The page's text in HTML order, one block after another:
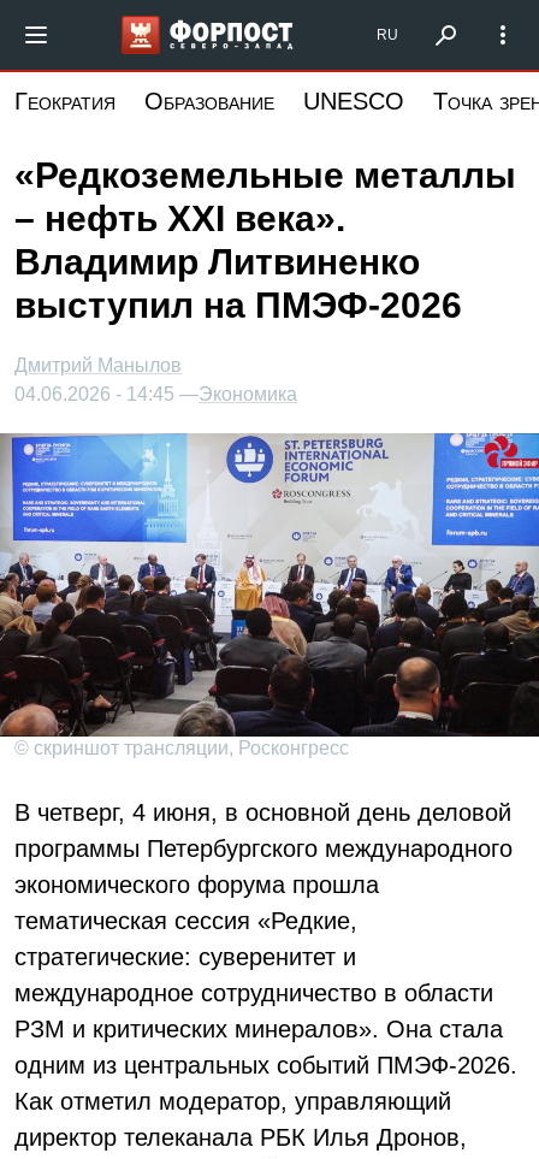
основному
Форпост Северо-Запад
RU
Геократия Образование UNESCO Точка
«Редкоземельные металлы
– нефть XXI века».
Владимир Литвиненко
выступил на ПМЭФ-2026
Дмитрий Манылов
04.06.2026 - 14:45 —Экономика
© скриншот трансляции, Росконгресс
В четверг, 4 июня, в основной день деловой
программы Петербургского международного
экономического форума прошла
тематическая сессия «Редкие,
стратегические: суверенитет и
международное сотрудничество в области
РЗМ и критических минералов». Она стала
одним из центральных событий ПМЭФ-2026.
Как отметил модератор, управляющий
директор телеканала РБК Илья Дронов,